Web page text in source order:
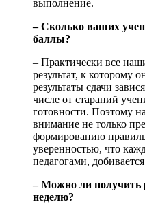
выполнение.
– Сколько ваших
баллы?
– Практически все
результат, к которому
результаты сдачи
числе от стараний
готовности. Поэтому
внимание не только
формированию
уверенностью, что
педагогами,
– Можно ли получить
неделю?